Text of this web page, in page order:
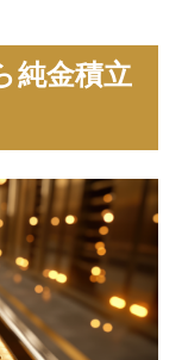
純金積立